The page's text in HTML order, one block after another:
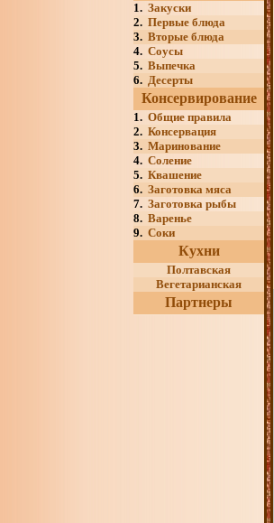
1. Закуски
2. Первые блюда
3. Вторые блюда
4. Соусы
5. Выпечка
6. Десерты
Консервирование
1. Общие правила
2. Консервация
3. Маринование
4. Соление
5. Квашение
6. Заготовка мяса
7. Заготовка рыбы
8. Варенье
9. Соки
Кухни
Полтавская
Вегетарианская
Партнеры